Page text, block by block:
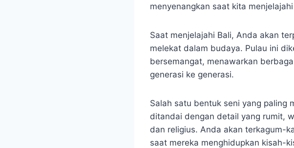
menyenangkan saat kita
Saat menjelajahi Bali, Anda akan
melekat dalam budaya. Pulau ini
bersemangat, menawarkan
generasi ke generasi.
Salah satu bentuk seni yang paling
ditandai dengan detail yang rumit,
dan religius. Anda akan terkagum-
saat mereka menghidupkan kisah-